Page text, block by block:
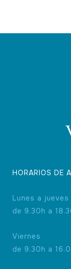
HORARIOS DE
Lunes a jueves
de 9.30h a
Viernes
de 9.30h a